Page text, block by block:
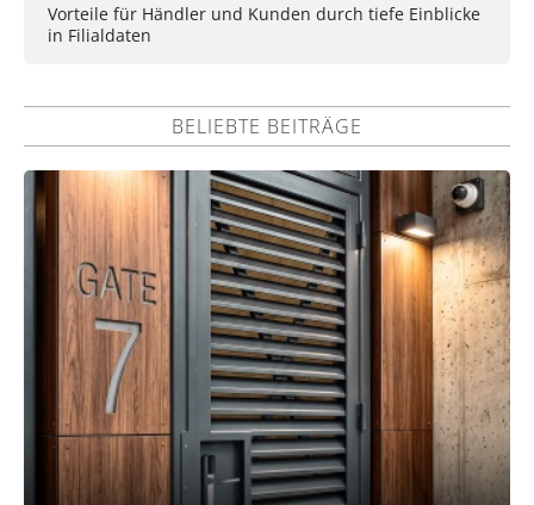
Vorteile für Händler und Kunden durch tiefe Einblicke
in Filialdaten
BELIEBTE BEITRÄGE